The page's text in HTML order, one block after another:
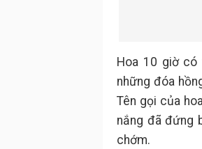
Hoa 10 giờ có
những đóa
Tên gọi của
nắng đã đứng
chớm.